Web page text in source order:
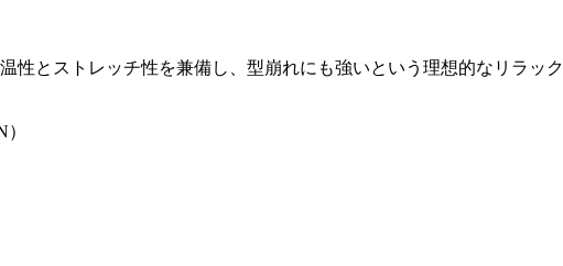
性とストレッチ性を兼備し、型崩れにも強いという理想的なリラッ